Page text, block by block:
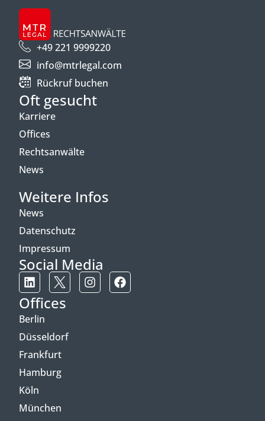
+49 221 9999220
info@mtrlegal.com
Rückruf buchen
Oft gesucht
Karriere
Offices
Rechtsanwälte
News
Weitere Infos
News
Datenschutz
Impressum
Social Media
Offices
Berlin
Düsseldorf
Frankfurt
Hamburg
Köln
München